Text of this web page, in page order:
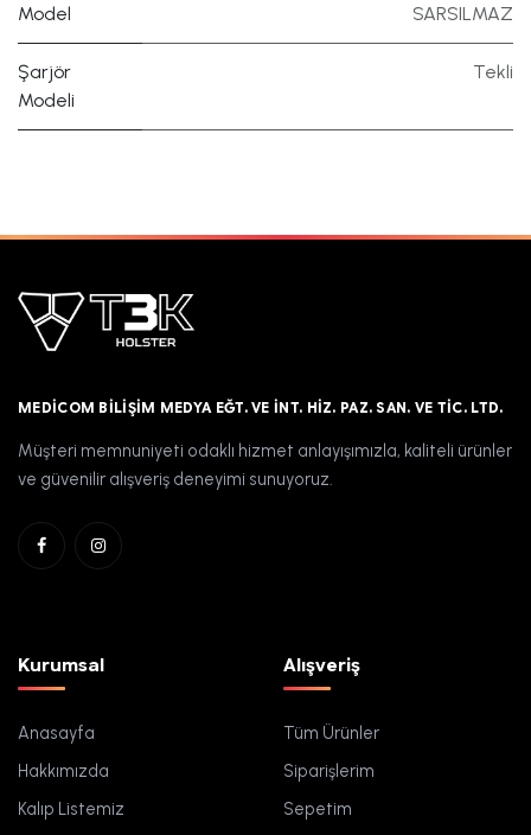
Model SARSILMAZ
Şarjör
Modeli
Tekli
MEDICOM BILIŞIM MEDYA EĞT. VE İNT. HIZ. PAZ. SAN. VE TIC. LTD.
Müşteri memnuniyeti odaklı hizmet anlayışımızla, kaliteli ürünler
ve güvenilir alışveriş deneyimi sunuyoruz.
Kurumsal
Anasayfa
Hakkımızda
Kalıp Listemiz
Alışveriş
Tüm Ürünler
Siparişlerim
Sepetim